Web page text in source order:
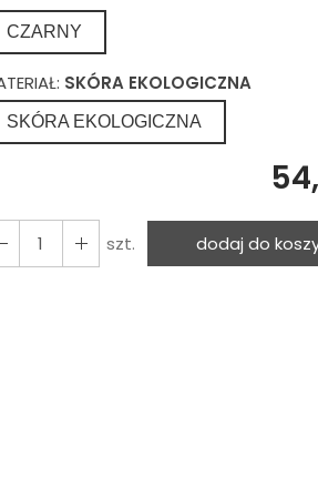
CZARNY
SKÓRA EKOLOGICZNA
SKÓRA EKOLOGICZNA
szt. dodaj do